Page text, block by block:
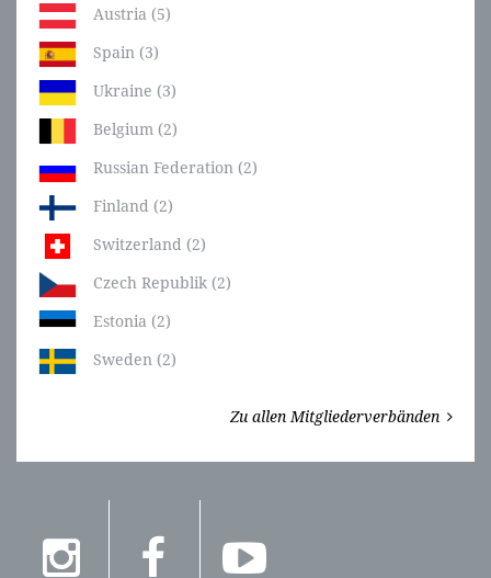
Austria (5)
Spain (3)
Ukraine (3)
Belgium (2)
Russian Federation (2)
Finland (2)
Switzerland (2)
Czech Republik (2)
Estonia (2)
Sweden (2)
Zu allen Mitgliederverbänden